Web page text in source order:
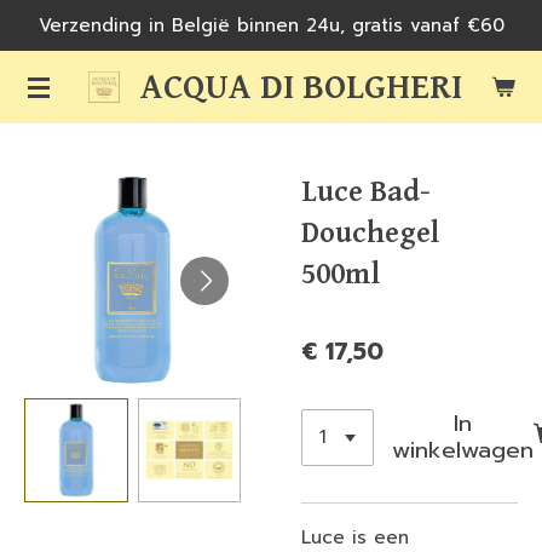
naar
de
ACQUA DI BOLGHERI
Verzending in België binnen 24u, gratis vanaf €60
Luce Bad-
Douchegel
500ml
€ 17,50
In
winkelwagen
Luce is een